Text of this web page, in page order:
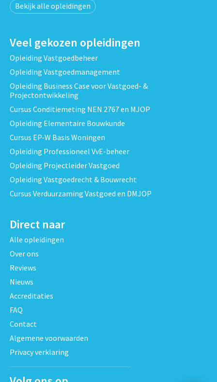
Bekijk alle opleidingen
Veel gekozen opleidingen
Opleiding Vastgoedbeheer
Opleiding Vastgoedmanagement
Opleiding Business Case voor Vastgoed- &
Projectontwikkeling
Cursus Conditiemeting NEN 2767 en MJOP
Opleiding Elementaire Bouwkunde
Cursus EP-W Basis Woningen
Opleiding Professioneel VvE-beheer
Opleiding Projectleider Vastgoed
Opleiding Vastgoedrecht & Bouwrecht
Cursus Verduurzaming Vastgoed en DMJOP
Direct naar
Alle opleidingen
Over ons
Reviews
Nieuws
Accreditaties
FAQ
Contact
Algemene voorwaarden
Privacy verklaring